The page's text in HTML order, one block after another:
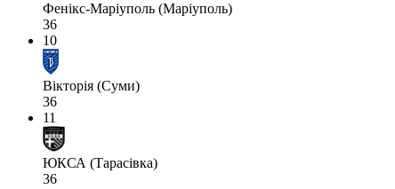
Фенікс-Маріуполь (Маріуполь)
36
10
Вікторія (Суми)
36
11
ЮКСА (Тарасівка)
36